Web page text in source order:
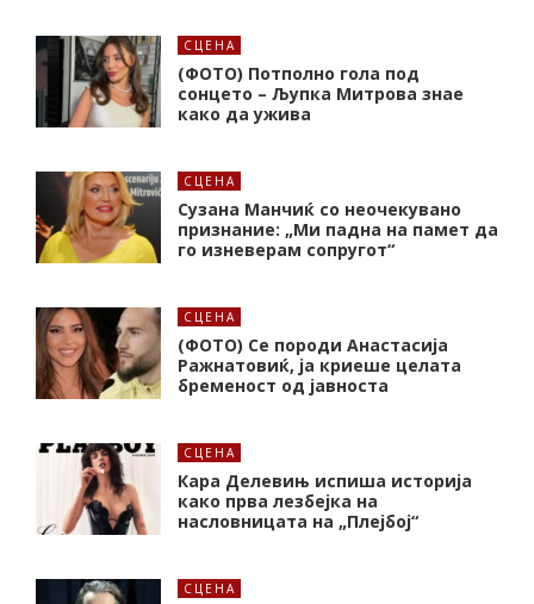
СЦЕНА
(ФОТО) Потполно гола под
сонцето – Љупка Митрова знае
како да ужива
СЦЕНА
Сузана Манчиќ со неочекувано
признание: „Ми падна на памет да
го изневерам сопругот“
СЦЕНА
(ФОТО) Се породи Анастасија
Ражнатовиќ, ја криеше целата
бременост од јавноста
СЦЕНА
Кара Делевињ испиша историја
како прва лезбејка на
насловницата на „Плејбој“
СЦЕНА